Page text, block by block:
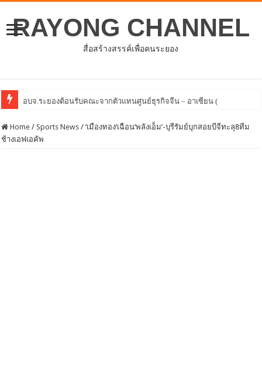
RAYONG CHANNEL
สื่อสร้างสรรค์เพื่อคนระยอง
โครงการพัฒนาศัก
Home / Sports News / ‘เมืองทอง’เฉือน‘พลังเอ็ม’-บุรีรัมย์บุกสอยบีจีทะลุ8ทีม
ช้างเอฟเอคัพ